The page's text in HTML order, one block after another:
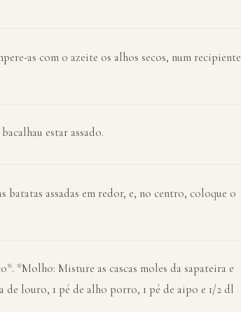
as com o azeite os alhos secos, num recipiente
estar assado.
batatas assadas em redor, e, no centro, coloque o
*Molho: Misture as cascas moles da sapateira e
de louro, 1 pé de alho porro, 1 pé de aipo e 1/2 dl